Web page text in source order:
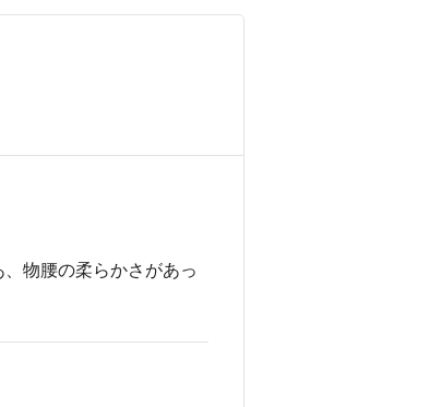
物腰の柔らかさがあっ